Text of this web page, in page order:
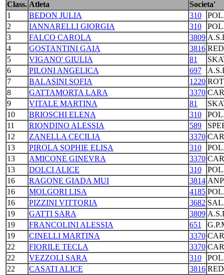
Class. Atleta
Societa'
1
BEDON JULIA 310
2
IANNARELLI GIORGIA 310
3
FALCO CAROLA 3809
4
GOSTANTINI GAIA 3816
5
VIGANO' GIULIA 81
6
PILONI ANGELICA 697
7
BALASINI SOFIA 1220
8
GATTAMORTA LARA 3370
9
VITALE MARTINA 81
10
BRIOSCHI ELENA 310
11
RIONDINO ALESSIA 589
12
ZANELLA CECILIA 3370
13
PIROLA SOPHIE ELISA 310
13
AMICONE GINEVRA 3370
13
DOLCI ALICE 310
16
RAGONE GIADA MUI 3814
16
MOLGORI LISA 4185
16
PIZZINI VITTORIA 3682
19
GATTI SARA 3809
19
FRANCOLINI ALESSIA 651
19
CINELLI MARTINA 3370
22
FIORILE TECLA 3370
22
VEZZOLI SARA 310
22
CASATI ALICE 3816